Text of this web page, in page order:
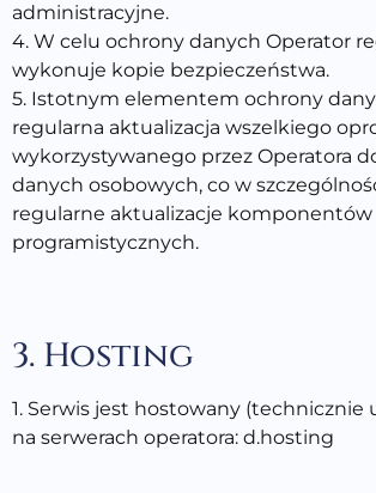
administracyjne.
4. W celu ochrony danych Operator
wykonuje kopie bezpieczeństwa.
5. Istotnym elementem ochrony
regularna aktualizacja wszelkiego
wykorzystywanego przez Operatora
danych osobowych, co w
regularne aktualizacje komponentów
programistycznych.
3. Hosting
1. Serwis jest hostowany (technicznie
na serwerach operatora: d.hosting